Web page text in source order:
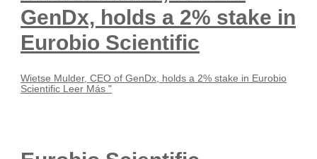
GenDx, holds a 2% stake in
Eurobio Scientific
Wietse Mulder, CEO of GenDx, holds a 2% stake in Eurobio
Scientific Leer Más "